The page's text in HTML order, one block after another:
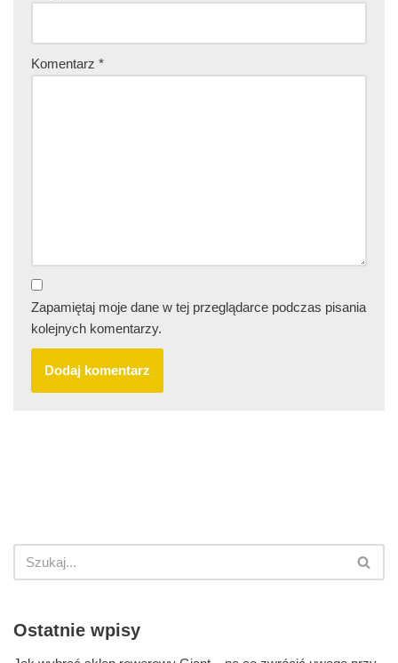
Komentarz *
Zapamiętaj moje dane w tej przeglądarce podczas pisania
kolejnych komentarzy.
Ostatnie wpisy